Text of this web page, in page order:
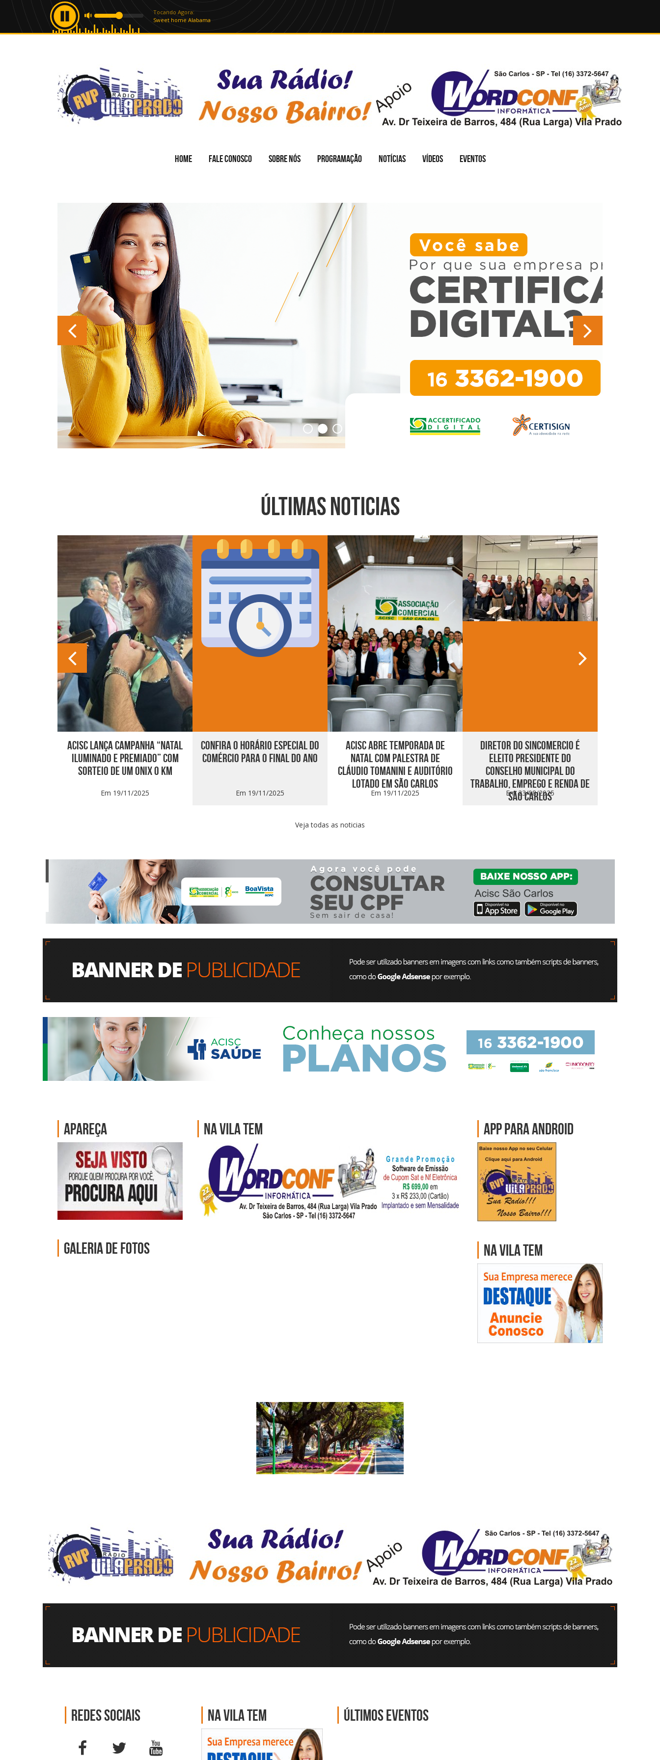
HOME FALE CONOSCO SOBRE NÓS PROGRAMAÇÃO NOTÍCIAS VÍDEOS EVENTOS
ÚLTIMAS NOTICIAS
ACISC LANÇA CAMPANHA “NATAL
ILUMINADO E PREMIADO” COM
SORTEIO DE UM ONIX 0 KM
Em 19/11/2025
CONFIRA O HORÁRIO ESPECIAL DO
COMÉRCIO PARA O FINAL DO ANO
Em 19/11/2025
ACISC ABRE TEMPORADA DE
NATAL COM PALESTRA DE
CLÁUDIO TOMANINI E AUDITÓRIO
LOTADO EM SÃO CARLOS
Em 19/11/2025
DIRETOR DO SINCOMERCIO É
ELEITO PRESIDENTE DO
CONSELHO MUNICIPAL DO
TRABALHO, EMPREGO E RENDA DE
SÃO CARLOS
Em 23/08/2025
Veja todas as noticias
Apareça
Galeria de fotos
Na Vila tem App para Android
Na Vila Tem
Redes sociais Na Vila tem Últimos eventos